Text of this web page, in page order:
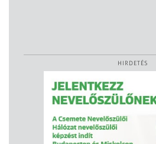
HIRDETÉS